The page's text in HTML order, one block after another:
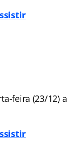
feira (23/12) a